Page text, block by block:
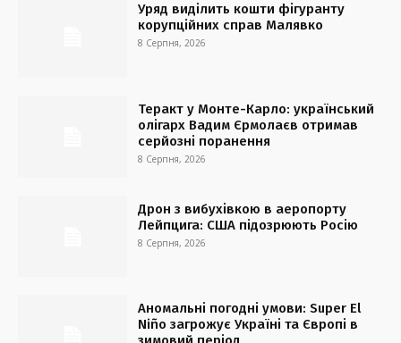
Уряд виділить кошти фігуранту
корупційних справ Малявко
8 Серпня, 2026
Теракт у Монте-Карло: український
олігарх Вадим Єрмолаєв отримав
серйозні поранення
8 Серпня, 2026
Дрон з вибухівкою в аеропорту
Лейпцига: США підозрюють Росію
8 Серпня, 2026
Аномальні погодні умови: Super El
Niño загрожує Україні та Європі в